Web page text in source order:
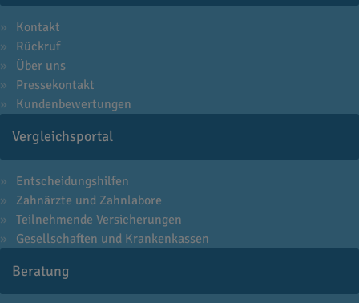
Kontakt
Rückruf
Über uns
Pressekontakt
Kundenbewertungen
Vergleichsportal
Entscheidungshilfen
Zahnärzte und Zahnlabore
Teilnehmende Versicherungen
Gesellschaften und Krankenkassen
Beratung